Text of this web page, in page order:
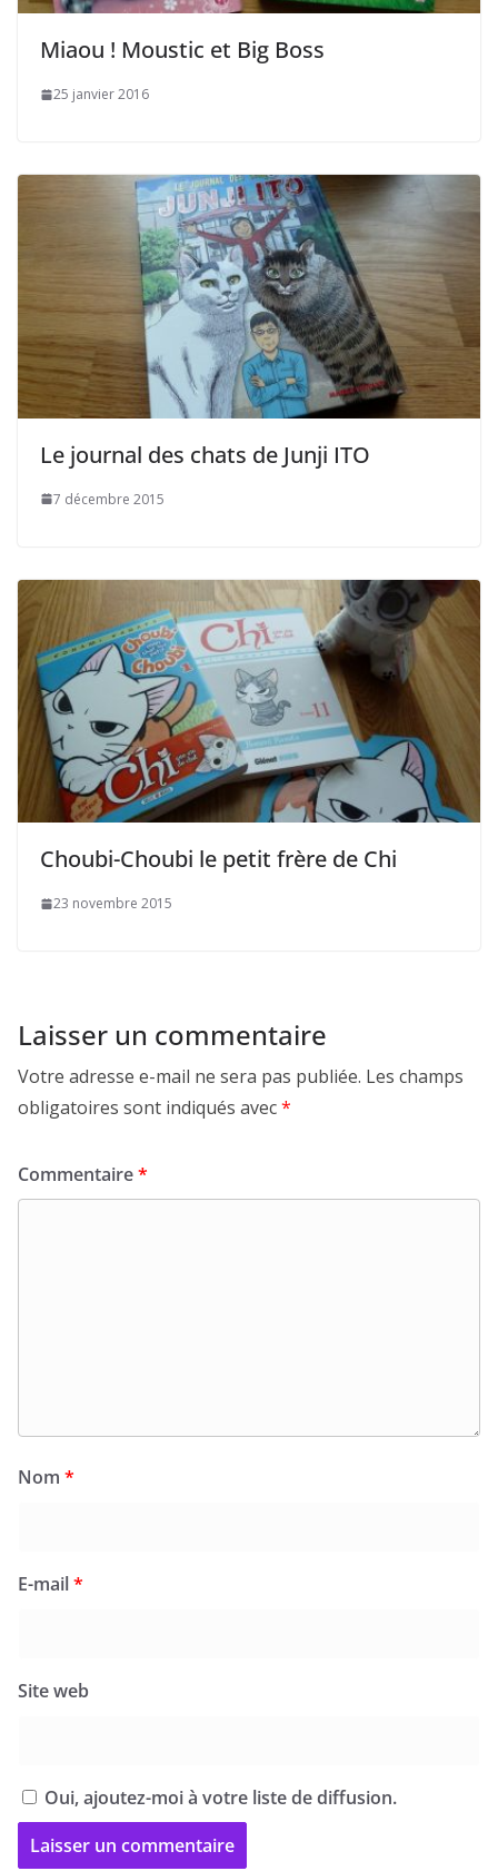
Miaou ! Moustic et Big Boss
25 janvier 2016
Le journal des chats de Junji ITO
7 décembre 2015
Choubi-Choubi le petit frère de Chi
23 novembre 2015
Laisser un commentaire
Votre adresse e-mail ne sera pas publiée. Les champs
obligatoires sont indiqués avec*
Commentaire*
Nom *
E-mail*
Site web
Oui, ajoutez-moi à votre liste de diffusion.